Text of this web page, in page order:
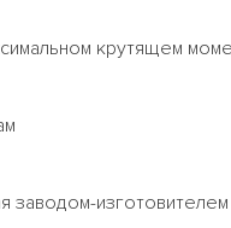
крутящем
заводом-